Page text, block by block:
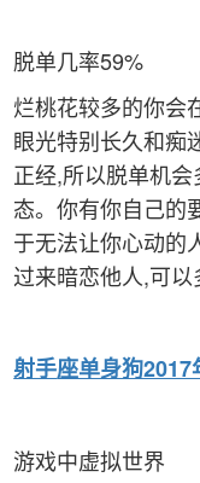
脱单几率59%
烂桃花较多的你会
眼光特别长久和痴
正经,所以脱单机
态。你有你自己的
于无法让你心动的
过来暗恋他人,可以
射手座单身狗
游戏中虚拟世界